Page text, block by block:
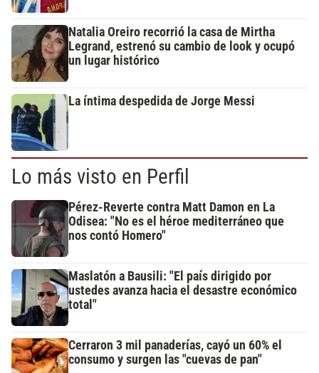
Natalia Oreiro recorrió la casa de Mirtha
Legrand, estrenó su cambio de look y ocupó
un lugar histórico
La íntima despedida de Jorge Messi
Lo más visto en Perfil
Pérez-Reverte contra Matt Damon en La
Odisea: "No es el héroe mediterráneo que
nos contó Homero"
Maslatón a Bausili: "El país dirigido por
ustedes avanza hacia el desastre económico
total"
Cerraron 3 mil panaderías, cayó un 60% el
consumo y surgen las "cuevas de pan"